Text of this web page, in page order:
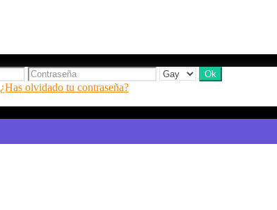
¿Has olvidado tu contraseña?